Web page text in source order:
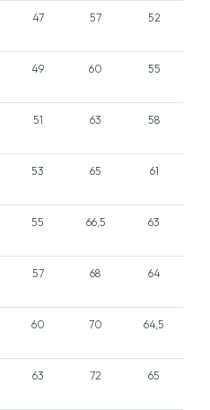
47 57 52
49 60 55
51 63 58
53 65 61
55 66,5 63
57 68 64
60 70 64,5
63 72 65